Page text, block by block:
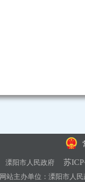
溧阳市人民政府 苏
网站主办单位：溧阳市人